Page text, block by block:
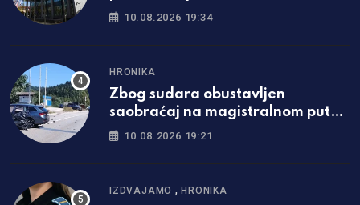
10.08.2026 19:34
HRONIKA
Zbog sudara obustavljen
saobraćaj na magistralnom putu:
Uviđaj u toku
10.08.2026 19:21
IZDVAJAMO ,HRONIKA